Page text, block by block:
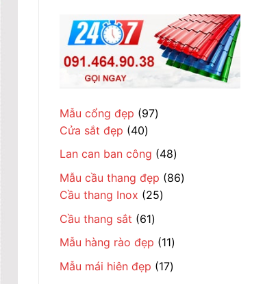
Mẫu cổng đẹp 9797
phẩm
Cửa sắt đẹp 4040
sản
phẩm
Lan can ban công 4848
sản
phẩm
Mẫu cầu thang đẹp 8686
Cầu thang Inox 2525
Cầu thang sắt 6161
sản
phẩm
Mẫu hàng rào đẹp 1111
sản
phẩm
Mẫu mái hiên đẹp 1717